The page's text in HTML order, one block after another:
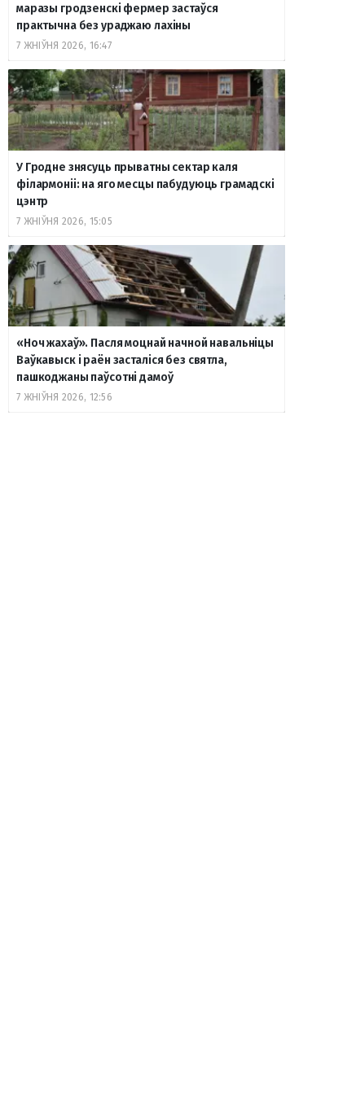
маразы гродзенскі фермер застаўся
практычна без ураджаю лахіны
7 ЖНІЎНЯ 2026, 16:47
У Гродне знясуць прыватны сектар каля
філармоніі: на яго месцы пабудуюць грамадскі
цэнтр
7 ЖНІЎНЯ 2026, 15:05
«Ноч жахаў». Пасля моцнай начной навальніцы
Ваўкавыск і раён засталіся без святла,
пашкоджаны паўсотні дамоў
7 ЖНІЎНЯ 2026, 12:56